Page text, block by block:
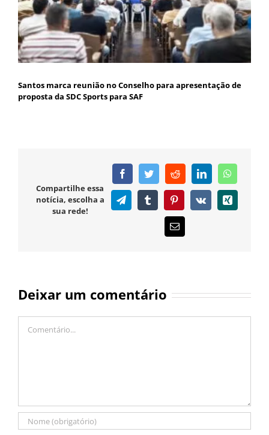
Santos marca reunião no Conselho para apresentação de
proposta da SDC Sports para SAF
Compartilhe essa
notícia, escolha a
sua rede!
FacebookTwitterRedditLinkedIn
TelegramTumblr PinterestVk Xing
E-
mail
Deixar um comentário